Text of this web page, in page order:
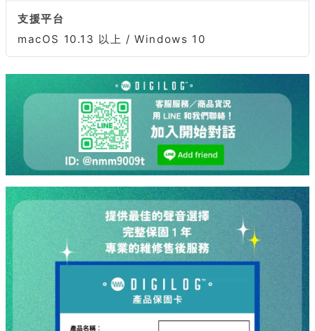
支援平台
macOS 10.13 以上 / Windows 10